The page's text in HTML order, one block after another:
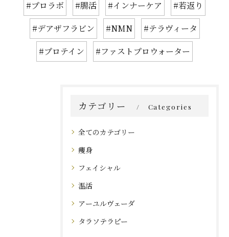
#プロラボ #腸活 #インナーケア
#若返り
#デアザフラビン
#NMN
#テラヴィータ
#プロテイン
#ファストプロウォーター
カテゴリー Categories
全てのカテゴリー
痩身
フェイシャル
温活
アーユルヴェーダ
タラソテラピー